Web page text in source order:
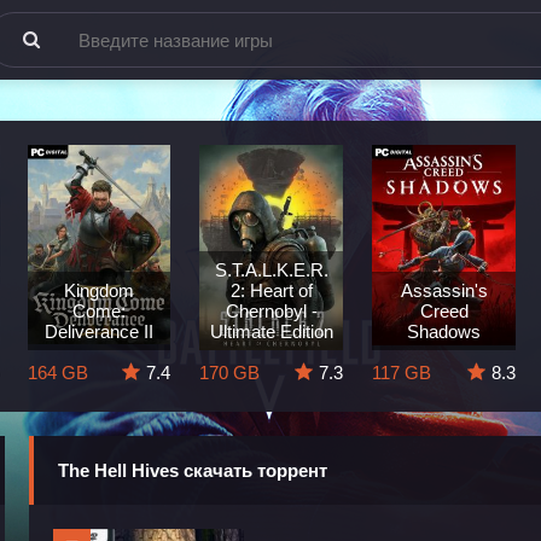
Kingdom
Come:
Deliverance II
164 GB
7.4
S.T.A.L.K.E.R.
2: Heart of
Chernobyl -
Ultimate Edition
170 GB
7.3
Assassin's
Creed
Shadows
117 GB
8.3
The Hell Hives скачать торрент